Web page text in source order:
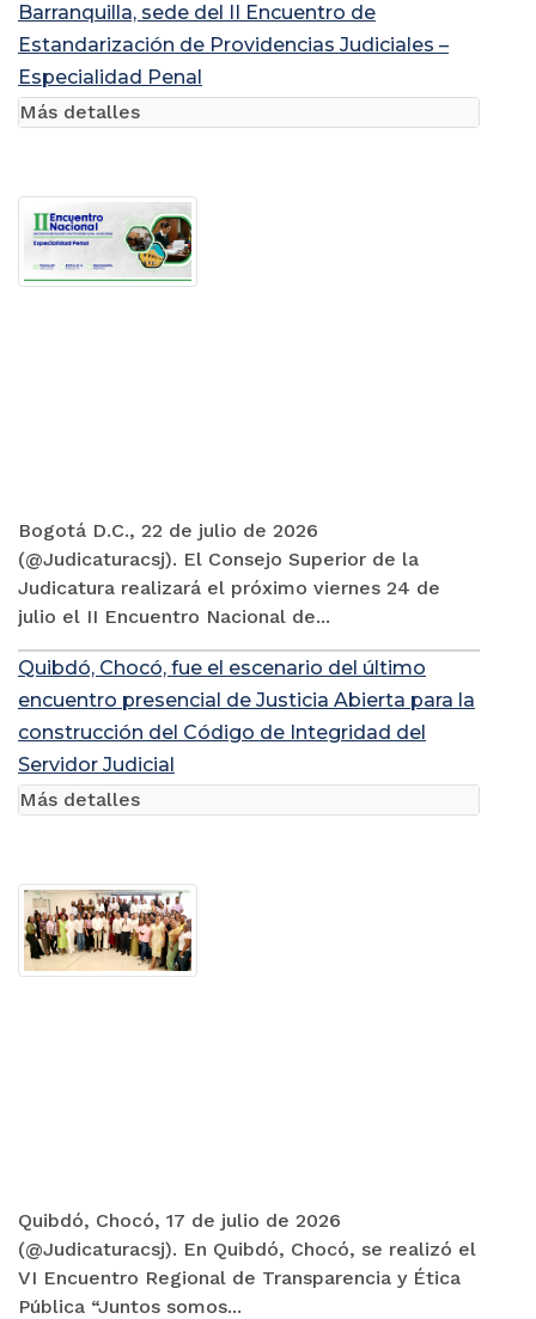
Barranquilla, sede del II Encuentro de
Estandarización de Providencias Judiciales –
Especialidad Penal
Bogotá D.C., 22 de julio de 2026
(@Judicaturacsj). El Consejo Superior de la
Judicatura realizará el próximo viernes 24 de
julio el II Encuentro Nacional de...
Más detalles
Quibdó, Chocó, fue el escenario del último
encuentro presencial de Justicia Abierta para la
construcción del Código de Integridad del
Servidor Judicial
Quibdó, Chocó, 17 de julio de 2026
(@Judicaturacsj). En Quibdó, Chocó, se realizó el
VI Encuentro Regional de Transparencia y Ética
Pública “Juntos somos...
Más detalles